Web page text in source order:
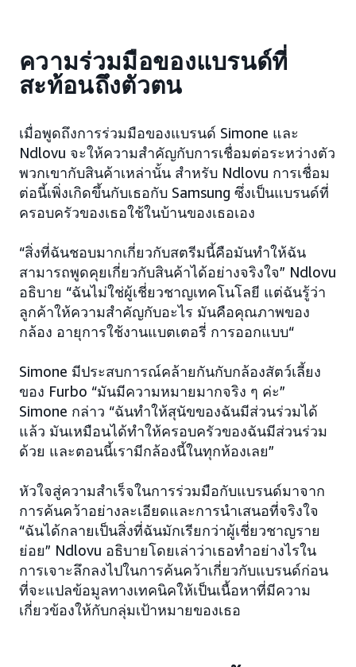
ความร่วมมือของแบรนด์ที่
สะท้อนถึงตัวตน
เมื่อพูดถึงการร่วมมือของแบรนด์ Simone และ
Ndlovu จะให้ความสำคัญกับการเชื่อมต่อระหว่างตัว
พวกเขากับสินค้าเหล่านั้น สำหรับ Ndlovu การเชื่อม
ต่อนี้เพิ่งเกิดขึ้นกับเธอกับ Samsung ซึ่งเป็นแบรนด์ที่
ครอบครัวของเธอใช้ในบ้านของเธอเอง
“สิ่งที่ฉันชอบมากเกี่ยวกับสตรีมนี้คือมันทำให้ฉัน
สามารถพูดคุยเกี่ยวกับสินค้าได้อย่างจริงใจ” Ndlovu
อธิบาย “ฉันไม่ใช่ผู้เชี่ยวชาญเทคโนโลยี แต่ฉันรู้ว่า
ลูกค้าให้ความสำคัญกับอะไร มันคือคุณภาพของ
กล้อง อายุการใช้งานแบตเตอรี่ การออกแบบ“
Simone มีประสบการณ์คล้ายกันกับกล้องสัตว์เลี้ยง
ของ Furbo “มันมีความหมายมากจริง ๆ ค่ะ”
Simone กล่าว “ฉันทำให้สุนัขของฉันมีส่วนร่วมได้
แล้ว มันเหมือนได้ทำให้ครอบครัวของฉันมีส่วนร่วม
ด้วย และตอนนี้เรามีกล้องนี้ในทุกห้องเลย”
หัวใจสู่ความสำเร็จในการร่วมมือกับแบรนด์มาจาก
การค้นคว้าอย่างละเอียดและการนำเสนอที่จริงใจ
“ฉันได้กลายเป็นสิ่งที่ฉันมักเรียกว่าผู้เชี่ยวชาญราย
ย่อย” Ndlovu อธิบายโดยเล่าว่าเธอทำอย่างไรใน
การเจาะลึกลงไปในการค้นคว้าเกี่ยวกับแบรนด์ก่อน
ที่จะแปลข้อมูลทางเทคนิคให้เป็นเนื้อหาที่มีความ
เกี่ยวข้องให้กับกลุ่มเป้าหมายของเธอ